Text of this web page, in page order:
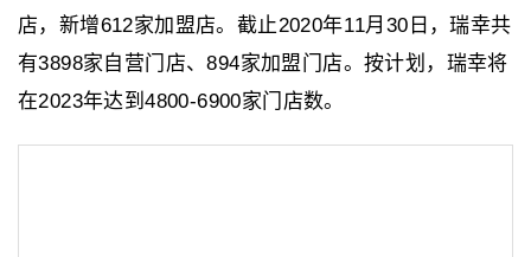
店，新增612家加盟店。截止2020年11月30日，瑞幸共
有3898家自营门店、894家加盟门店。按计划，瑞幸将
在2023年达到4800-6900家门店数。